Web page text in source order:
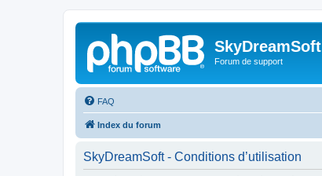
SkyDreamSoft
Forum de support
FAQ
Index du forum
SkyDreamSoft - Conditions d’utilisation